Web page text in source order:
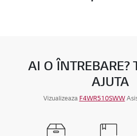
AI O ÎNTREBARE?
AJUTA
Vizualizeaza F4WR510SWW